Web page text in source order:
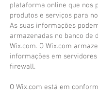
plataforma online que nos
produtos e serviços para
As suas informações
armazenadas no banco de
Wix.com. O Wix.com
informações em
firewall.
O Wix.com está em